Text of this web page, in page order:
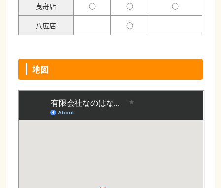
曳舟店 ○ ○
○
八広店
○
地図